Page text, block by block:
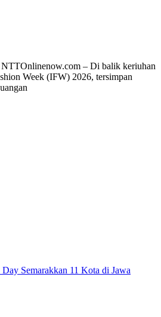
– Di balik keriuhan
Week (IFW) 2026, tersimpan